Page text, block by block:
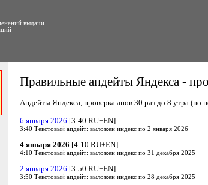
выдачи.
Правильные апдейты Яндекса -
Апдейты Яндекса, проверка апов 30 раз до 8 утра (по
6 января 2026 [3:40 RU+EN]
3:40 Текстовый апдейт: выложен индекс по 2 января 2026
4 января 2026 [4:10 RU+EN]
4:10 Текстовый апдейт: выложен индекс по 31 декабря 2025
2 января 2026 [3:50 RU+EN]
3:50 Текстовый апдейт: выложен индекс по 28 декабря 2025